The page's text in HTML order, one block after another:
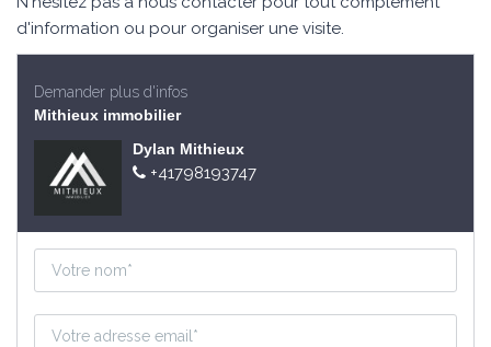
d'information ou pour organiser une visite.
Demander plus d'infos
Mithieux immobilier
Dylan Mithieux
+41798193747